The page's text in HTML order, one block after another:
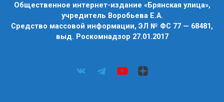
Общественное интернет-издание «Брянская улица»,
учредитель Воробьева Е.А.
Средство массовой информации, ЭЛ № ФС 77 — 68481,
выд. Роскомнадзор 27.01.2017